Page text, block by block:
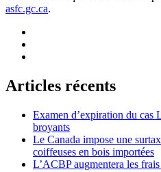
asfc.gc.ca.
Articles récents
Examen d’expiration du cas
broyants
Le Canada impose une
coiffeuses en bois importées
L’ACBP augmentera les